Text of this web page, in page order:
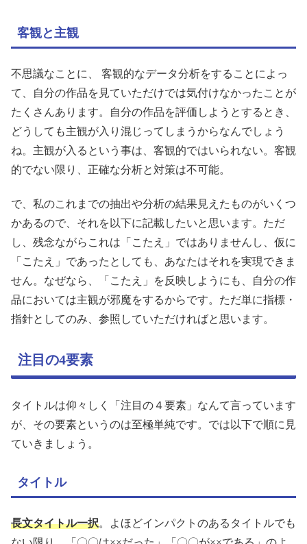
客観と主観
不思議なことに、 客観的なデータ分析をすることによっ
て、自分の作品を見ていただけでは気付けなかったことが
たくさんあります。自分の作品を評価しようとするとき、
どうしても主観が入り混じってしまうからなんでしょう
ね。主観が入るという事は、客観的ではいられない。客観
的でない限り、正確な分析と対策は不可能。
で、私のこれまでの抽出や分析の結果見えたものがいくつ
かあるので、それを以下に記載したいと思います。ただ
し、残念ながらこれは「こたえ」ではありませんし、仮に
「こたえ」であったとしても、あなたはそれを実現できま
せん。なぜなら、「こたえ」を反映しようにも、自分の作
品においては主観が邪魔をするからです。ただ単に指標・
指針としてのみ、参照していただければと思います。
注目の4要素
タイトルは仰々しく「注目の４要素」なんて言っています
が、その要素というのは至極単純です。では以下で順に見
ていきましょう。
タイトル
長文タイトル一択。よほどインパクトのあるタイトルでも